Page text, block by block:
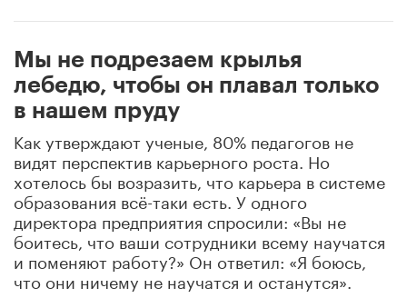
Мы не подрезаем крылья
лебедю, чтобы он плавал только
в нашем пруду
Как утверждают ученые, 80% педагогов не
видят перспектив карьерного роста. Но
хотелось бы возразить, что карьера в системе
образования всё-таки есть. У одного
директора предприятия спросили: «Вы не
боитесь, что ваши сотрудники всему научатся
и поменяют работу?» Он ответил: «Я боюсь,
что они ничему не научатся и останутся».